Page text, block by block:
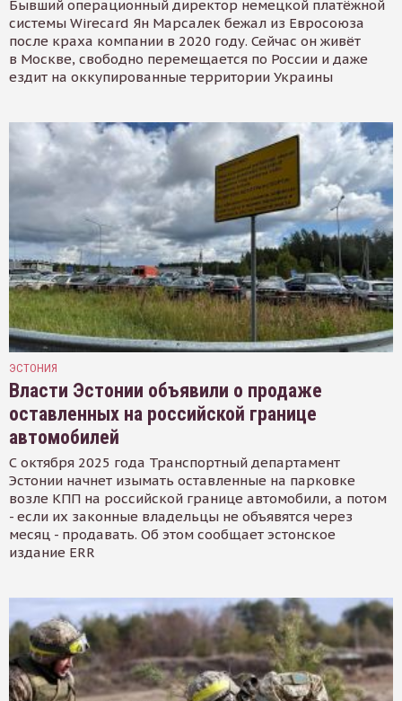
Бывший операционный директор немецкой платёжной
системы Wirecard Ян Марсалек бежал из Евросоюза
после краха компании в 2020 году. Сейчас он живёт
в Москве, свободно перемещается по России и даже
ездит на оккупированные территории Украины
ЭСТОНИЯ
Власти Эстонии объявили о продаже
оставленных на российской границе
автомобилей
С октября 2025 года Транспортный департамент
Эстонии начнет изымать оставленные на парковке
возле КПП на российской границе автомобили, а потом
- если их законные владельцы не объявятся через
месяц - продавать. Об этом сообщает эстонское
издание ERR